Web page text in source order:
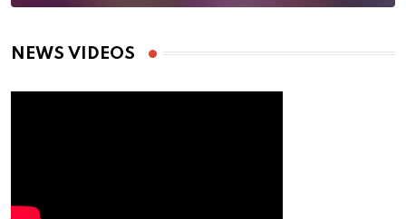
NEWS VIDEOS